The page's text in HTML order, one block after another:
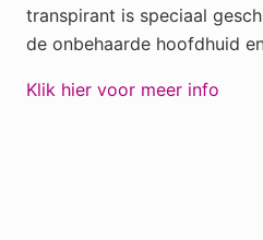
transpirant is speciaal
de onbehaarde hoofdhuid
Klik hier voor meer info